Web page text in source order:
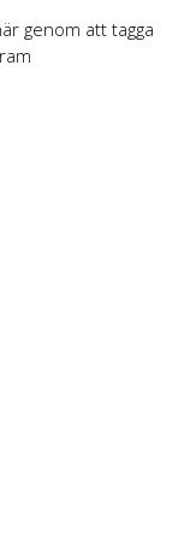
genom att tagga